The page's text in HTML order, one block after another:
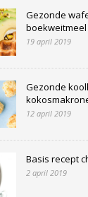
Gezonde
19 april 2019
Gezonde
12 april 2019
Basis recept
2 april 2019